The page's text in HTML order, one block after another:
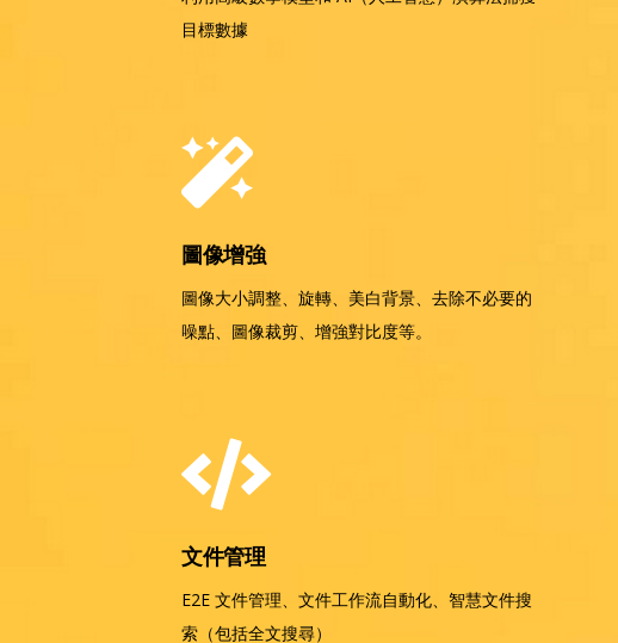
目標數據
圖像增強
圖像大小調整、旋轉、美白背景、去除不必要的
噪點、圖像裁剪、增強對比度等。
文件管理
E2E 文件管理、文件工作流自動化、智慧文件搜
索（包括全文搜尋）